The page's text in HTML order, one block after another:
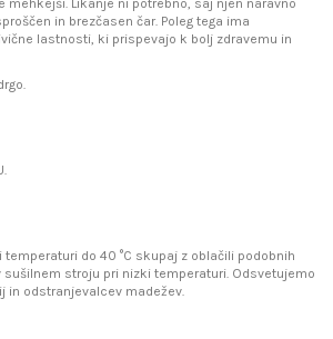
mehkejši. Likanje ni potrebno, saj njen naravno
in brezčasen čar. Poleg tega ima
lastnosti, ki prispevajo k bolj zdravemu in
temperaturi do 40 °C skupaj z oblačili podobnih
sušilnem stroju pri nizki temperaturi. Odsvetujemo
in odstranjevalcev madežev.